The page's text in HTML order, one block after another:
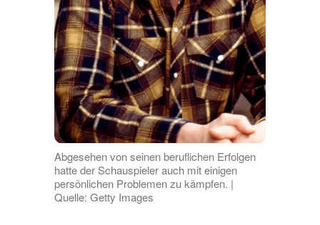
Abgesehen von seinen beruflichen Erfolgen
hatte der Schauspieler auch mit einigen
persönlichen Problemen zu kämpfen. |
Quelle: Getty Images